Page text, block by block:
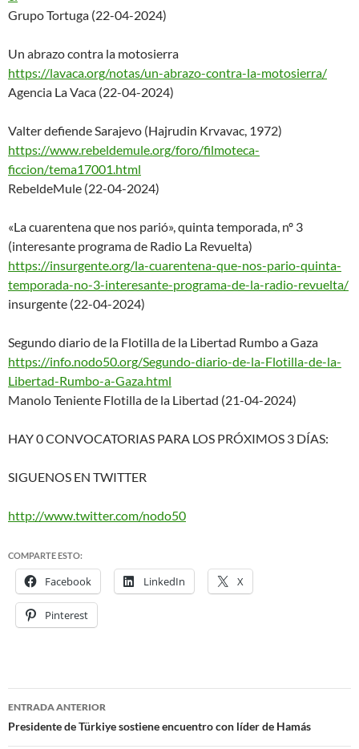
Grupo Tortuga (22-04-2024)
Un abrazo contra la motosierra
https://lavaca.org/notas/un-abrazo-contra-la-motosierra/
Agencia La Vaca (22-04-2024)
Valter defiende Sarajevo (Hajrudin Krvavac, 1972)
https://www.rebeldemule.org/foro/filmoteca-
ficcion/tema17001.html
RebeldeMule (22-04-2024)
«La cuarentena que nos parió», quinta temporada, nº 3
(interesante programa de Radio La Revuelta)
https://insurgente.org/la-cuarentena-que-nos-pario-quinta-
temporada-no-3-interesante-programa-de-la-radio-revuelta/
insurgente (22-04-2024)
Segundo diario de la Flotilla de la Libertad Rumbo a Gaza
https://info.nodo50.org/Segundo-diario-de-la-Flotilla-de-la-
Libertad-Rumbo-a-Gaza.html
Manolo Teniente Flotilla de la Libertad (21-04-2024)
HAY 0 CONVOCATORIAS PARA LOS PRÓXIMOS 3 DÍAS:
SIGUENOS EN TWITTER
http://www.twitter.com/nodo50
COMPARTE ESTO:
Facebook LinkedIn X
Pinterest
Navegación
ENTRADA ANTERIOR
Presidente de Türkiye sostiene encuentro con líder de Hamás